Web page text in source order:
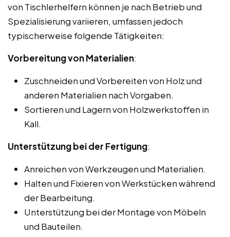
von Tischlerhelfern können je nach Betrieb und
Spezialisierung variieren, umfassen jedoch
typischerweise folgende Tätigkeiten:
Vorbereitung von Materialien:
Zuschneiden und Vorbereiten von Holz und
anderen Materialien nach Vorgaben.
Sortieren und Lagern von Holzwerkstoffen in
Kall.
Unterstützung bei der Fertigung:
Anreichen von Werkzeugen und Materialien.
Halten und Fixieren von Werkstücken während
der Bearbeitung.
Unterstützung bei der Montage von Möbeln
und Bauteilen.